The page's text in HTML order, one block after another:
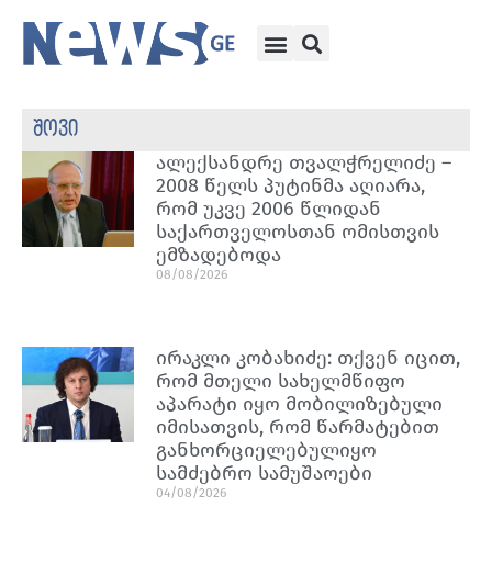
შოვი
ალექსანდრე თვალჭრელიძე –
2008 წელს პუტინმა აღიარა,
რომ უკვე 2006 წლიდან
საქართველოსთან ომისთვის
ემზადებოდა
08/08/2026
ირაკლი კობახიძე: თქვენ იცით,
რომ მთელი სახელმწიფო
აპარატი იყო მობილიზებული
იმისათვის, რომ წარმატებით
განხორციელებულიყო
სამძებრო სამუშაოები
04/08/2026